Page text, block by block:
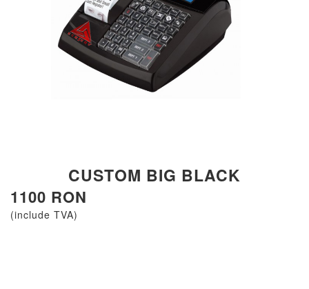
CUSTOM BIG BLACK
1100 RON
(include TVA)